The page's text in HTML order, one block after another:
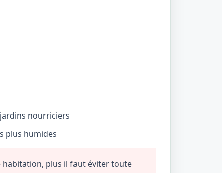
nourriciers
plus humides
habitation, plus il faut éviter toute